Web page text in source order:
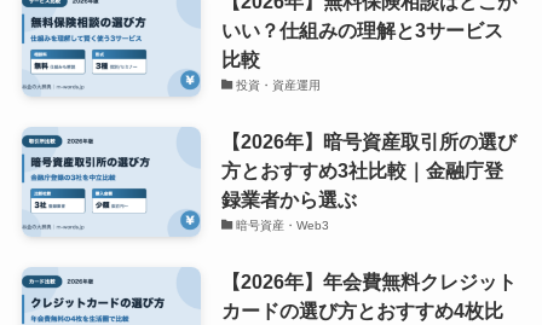
いい？仕組みの理解と3サービス
比較
投資・資産運用
【2026年】暗号資産取引所の選び
方とおすすめ3社比較｜金融庁登
録業者から選ぶ
暗号資産・Web3
【2026年】年会費無料クレジット
カードの選び方とおすすめ4枚比